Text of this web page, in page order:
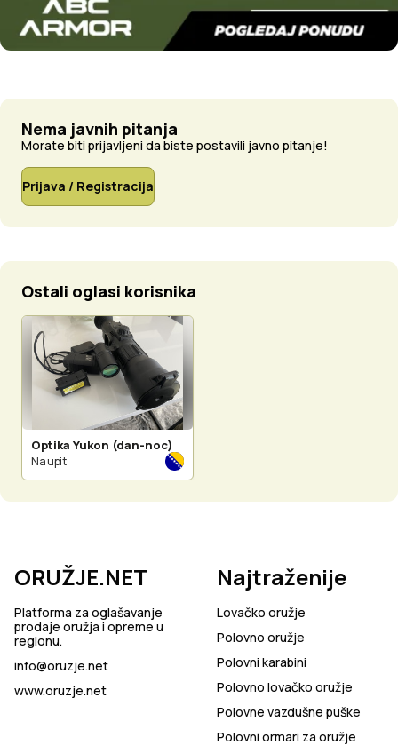
Nema javnih pitanja
Morate biti prijavljeni da biste postavili javno pitanje!
Prijava / Registracija
Ostali oglasi korisnika
Optika Yukon (dan-noc)
Na upit
ORUŽJE.NET
Platforma za oglašavanje
prodaje oružja i opreme u
regionu.
info@oruzje.net
www.oruzje.net
Najtraženije
Lovačko oružje
Polovno oružje
Polovni karabini
Polovno lovačko oružje
Polovne vazdušne puške
Polovni ormari za oružje